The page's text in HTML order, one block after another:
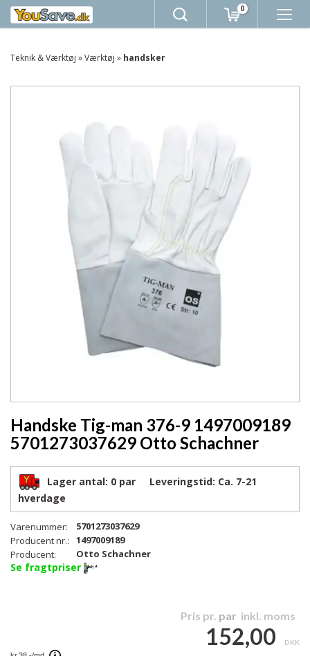
0
Teknik & Værktøj »Værktøj » handsker
Handske Tig-man 376-9 1497009189
5701273037629 Otto Schachner
Lager antal: 0 par Leveringstid: Ca. 7-21
hverdage
Varenummer:
5701273037629
Producent nr.:
1497009189
Producent:
Otto Schachner
Se fragtpriser
Pris pr. par inkl. moms
152,00 DKK